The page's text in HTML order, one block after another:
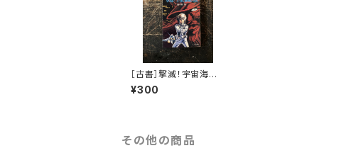
［古書］撃滅！宇宙海賊
の罠
¥300
その他の商品